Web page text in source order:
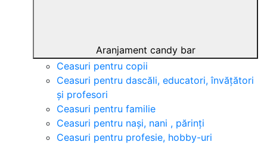
Aranjament candy bar
Ceasuri pentru copii
Ceasuri pentru dascăli, educatori, învățători
și profesori
Ceasuri pentru familie
Ceasuri pentru nași, nani , părinți
Ceasuri pentru profesie, hobby-uri